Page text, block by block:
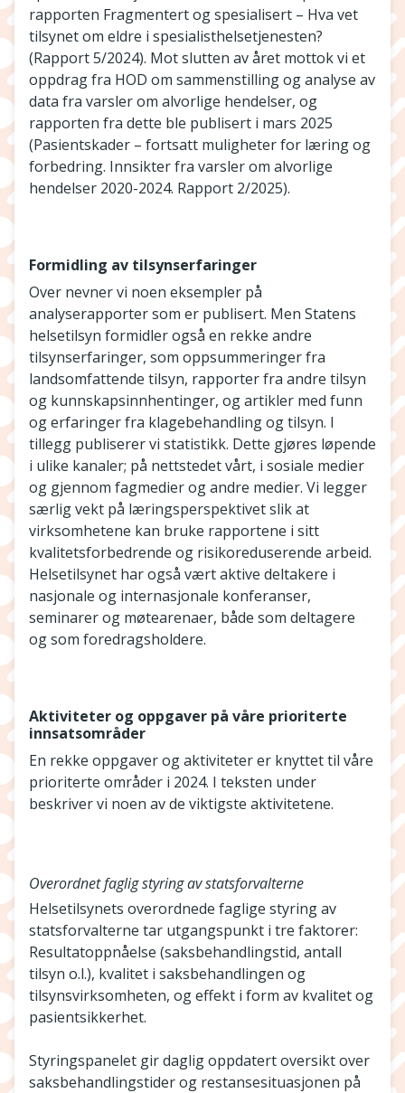
rapporten Fragmentert og spesialisert – Hva vet
tilsynet om eldre i spesialisthelsetjenesten?
(Rapport 5/2024). Mot slutten av året mottok vi et
oppdrag fra HOD om sammenstilling og analyse av
data fra varsler om alvorlige hendelser, og
rapporten fra dette ble publisert i mars 2025
(Pasientskader – fortsatt muligheter for læring og
forbedring. Innsikter fra varsler om alvorlige
hendelser 2020-2024. Rapport 2/2025).
Formidling av tilsynserfaringer
Over nevner vi noen eksempler på
analyserapporter som er publisert. Men Statens
helsetilsyn formidler også en rekke andre
tilsynserfaringer, som oppsummeringer fra
landsomfattende tilsyn, rapporter fra andre tilsyn
og kunnskapsinnhentinger, og artikler med funn
og erfaringer fra klagebehandling og tilsyn. I
tillegg publiserer vi statistikk. Dette gjøres løpende
i ulike kanaler; på nettstedet vårt, i sosiale medier
og gjennom fagmedier og andre medier. Vi legger
særlig vekt på læringsperspektivet slik at
virksomhetene kan bruke rapportene i sitt
kvalitetsforbedrende og risikoreduserende arbeid.
Helsetilsynet har også vært aktive deltakere i
nasjonale og internasjonale konferanser,
seminarer og møtearenaer, både som deltagere
og som foredragsholdere.
Aktiviteter og oppgaver på våre prioriterte
innsatsområder
En rekke oppgaver og aktiviteter er knyttet til våre
prioriterte områder i 2024. I teksten under
beskriver vi noen av de viktigste aktivitetene.
Overordnet faglig styring av statsforvalterne
Helsetilsynets overordnede faglige styring av
statsforvalterne tar utgangspunkt i tre faktorer:
Resultatoppnåelse (saksbehandlingstid, antall
tilsyn o.l.), kvalitet i saksbehandlingen og
tilsynsvirksomheten, og effekt i form av kvalitet og
pasientsikkerhet.
Styringspanelet gir daglig oppdatert oversikt over
saksbehandlingstider og restansesituasjonen på